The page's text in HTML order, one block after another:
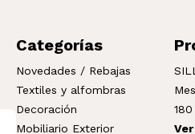
Categorías
Novedades / Rebajas
Textiles y alfombras
Decoración
Mobiliario Exterior
180